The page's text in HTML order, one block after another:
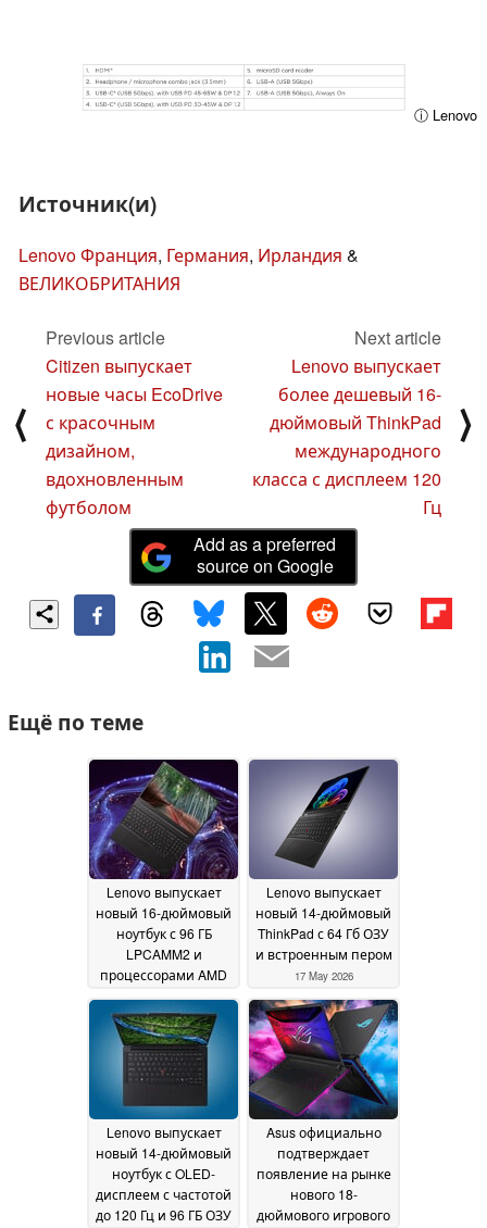
ⓘ Lenovo
Источник(и)
Lenovo Франция, Германия, Ирландия &
ВЕЛИКОБРИТАНИЯ
⟨
Previous article
Citizen выпускает
новые часы EcoDrive
с красочным
дизайном,
вдохновленным
футболом
Next article
Lenovo выпускает
более дешевый 16-
дюймовый ThinkPad
международного
класса с дисплеем 120
Гц
⟩
Add as a preferred
source on Google
Ещё по теме
Lenovo выпускает
новый 16-дюймовый
ноутбук с 96 ГБ
LPCAMM2 и
процессорами AMD
ожидалось18 May 2026
Lenovo выпускает
новый 14-дюймовый
ThinkPad с 64 Гб ОЗУ
и встроенным пером
17 May 2026
Lenovo выпускает
новый 14-дюймовый
ноутбук с OLED-
дисплеем с частотой
до 120 Гц и 96 ГБ ОЗУ
Asus официально
подтверждает
появление на рынке
нового 18-
дюймового игрового